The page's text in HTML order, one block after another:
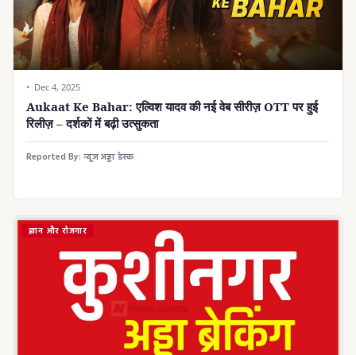
Dec 4, 2025
Aukaat Ke Bahar: एल्विश यादव की नई वेब सीरीज़ OTT पर हुई
रिलीज़ – दर्शकों में बढ़ी उत्सुकता
Reported By: न्यूज अड्डा डेस्क
ज्ञान और रोजगार